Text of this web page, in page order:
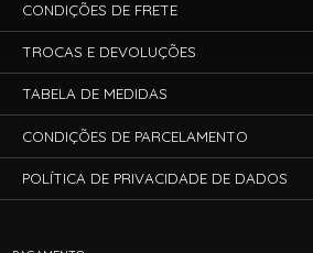
CONDIÇÕES DE FRETE
TROCAS E DEVOLUÇÕES
TABELA DE MEDIDAS
CONDIÇÕES DE PARCELAMENTO
POLÍTICA DE PRIVACIDADE DE DADOS